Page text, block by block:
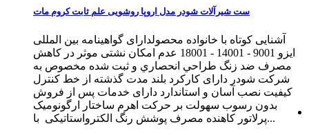
ست شیرآلات شودر مدل اروپا روشویی علم ثابت کروم مات
آشنایی کوتاه با خانواده محصولدارای گواهینامه بین المللی
ایزو 9001 - 14001 - 18001 عدم امکان نشتی موثر در کاهش
مصرف ضد زنگ طراحي انحصاري و ثبت شده مخصوص به
شرکت شودر دارای کارکرد بلند مدت گذشته از خط كنترل
كيفيت نصب آسان و استاندارد دارای خدمات پس از فروش
بدون رسوب سهولت بر حرکت اهرم ساختار ارگونومیک
پرلاتور کاهنده مصرف پوشش رنگ الکترواستاتیکی با...